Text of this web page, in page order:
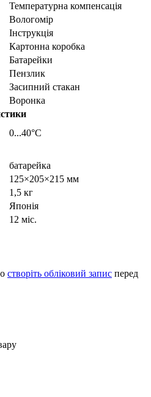
Температурна компенсація
Вологомір
Інструкція
Картонна коробка
Батарейки
Пензлик
Засипний стакан
Воронка
0...40°C
батарейка
125×205×215 мм
1,5 кг
Японія
12 міс.
створіть обліковий запис перед